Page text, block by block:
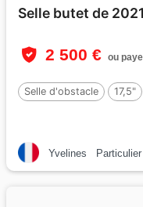
Selle butet de
2 500 € ou
Selle d'obstacle 17,5"
Yvelines Particulier